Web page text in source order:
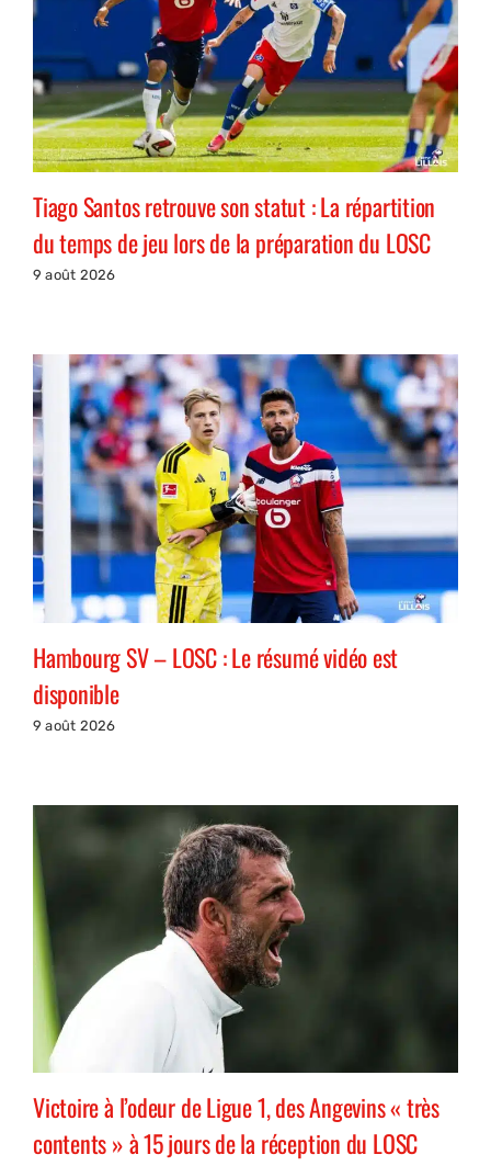
Tiago Santos retrouve son statut : La répartition
du temps de jeu lors de la préparation du LOSC
9 août 2026
Hambourg SV – LOSC : Le résumé vidéo est
disponible
9 août 2026
Victoire à l’odeur de Ligue 1, des Angevins « très
contents » à 15 jours de la réception du LOSC